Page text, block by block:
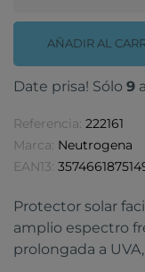
AÑADIR AL
Date prisa! Sólo 9
Referencia: 222161
Marca: Neutrogena
EAN13:
Protector solar
amplio espectro
prolongada a